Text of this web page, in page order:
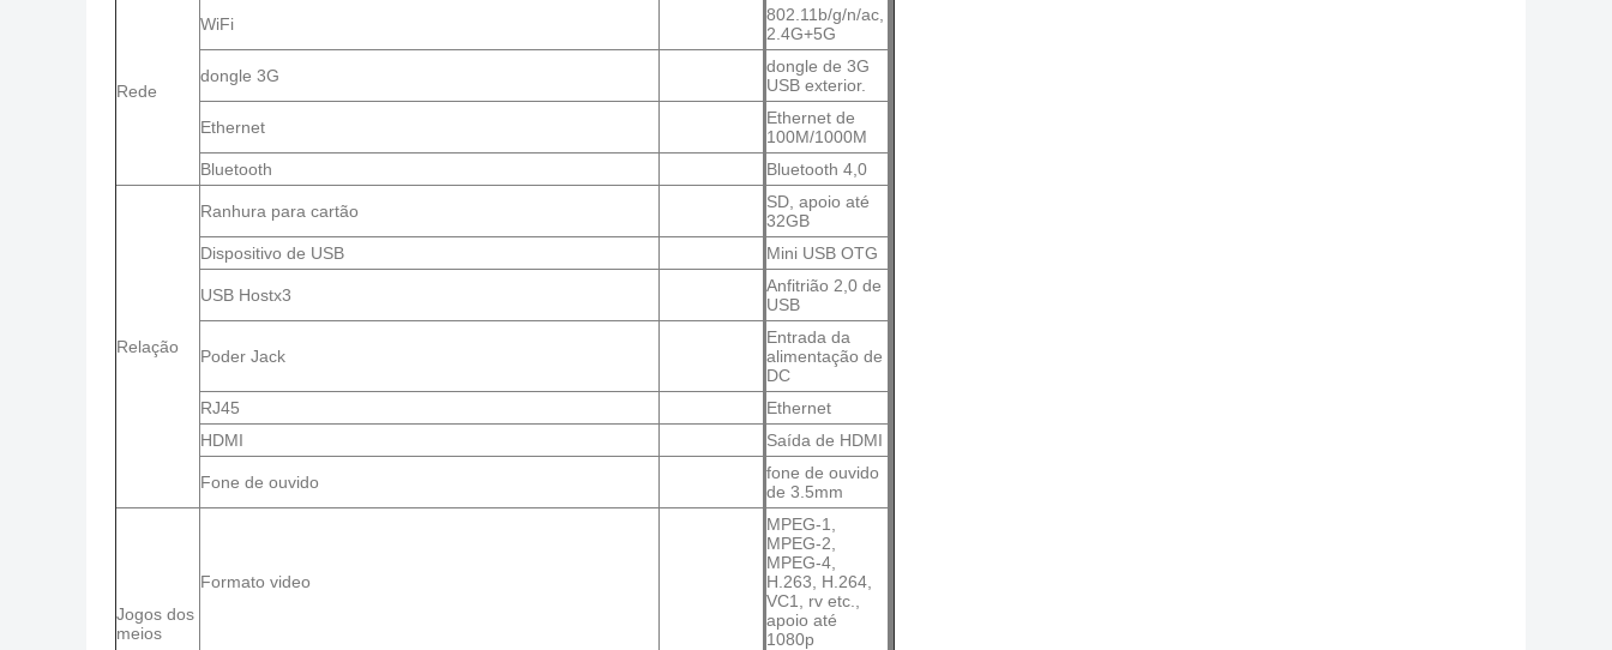
Rede
WiFi
802.11b/g/n/ac,
2.4G+5G
dongle 3G
dongle de 3G
USB exterior.
Ethernet
Ethernet de
100M/1000M
Bluetooth
Bluetooth 4,0
Relação
Ranhura para cartão
SD, apoio até
32GB
Dispositivo de USB
Mini USB OTG
USB Hostx3
Anfitrião 2,0 de
USB
Poder Jack
Entrada da
alimentação de
DC
RJ45
Ethernet
HDMI
Saída de HDMI
Fone de ouvido
fone de ouvido
de 3.5mm
Jogos dos
meios
Formato video
MPEG-1,
MPEG-2,
MPEG-4,
H.263, H.264,
VC1, rv etc.,
apoio até
1080p